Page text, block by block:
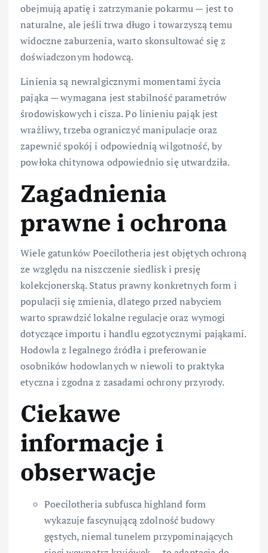
obejmują apatię i zatrzymanie pokarmu — jest to
naturalne, ale jeśli trwa długo i towarzyszą temu
widoczne zaburzenia, warto skonsultować się z
doświadczonym hodowcą.
Linienia są newralgicznymi momentami życia
pająka — wymagana jest stabilność parametrów
środowiskowych i cisza. Po linieniu pająk jest
wrażliwy, trzeba ograniczyć manipulacje oraz
zapewnić spokój i odpowiednią wilgotność, by
powłoka chitynowa odpowiednio się utwardziła.
Zagadnienia
prawne i ochrona
Wiele gatunków Poecilotheria jest objętych ochroną
ze względu na niszczenie siedlisk i presję
kolekcjonerską. Status prawny konkretnych form i
populacji się zmienia, dlatego przed nabyciem
warto sprawdzić lokalne regulacje oraz wymogi
dotyczące importu i handlu egzotycznymi pająkami.
Hodowla z legalnego źródła i preferowanie
osobników hodowlanych w niewoli to praktyka
etyczna i zgodna z zasadami ochrony przyrody.
Ciekawe
informacje i
obserwacje
Poecilotheria subfusca highland form
wykazuje fascynującą zdolność budowy
gęstych, niemal tunelem przypominających